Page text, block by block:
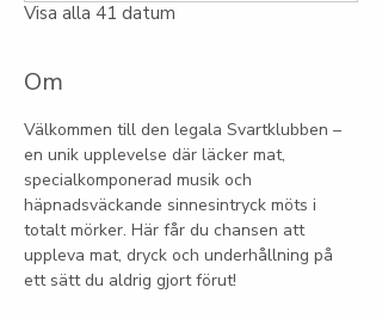
Visa alla 41 datum
Om
Välkommen till den legala Svartklubben –
en unik upplevelse där läcker mat,
specialkomponerad musik och
häpnadsväckande sinnesintryck möts i
totalt mörker. Här får du chansen att
uppleva mat, dryck och underhållning på
ett sätt du aldrig gjort förut!